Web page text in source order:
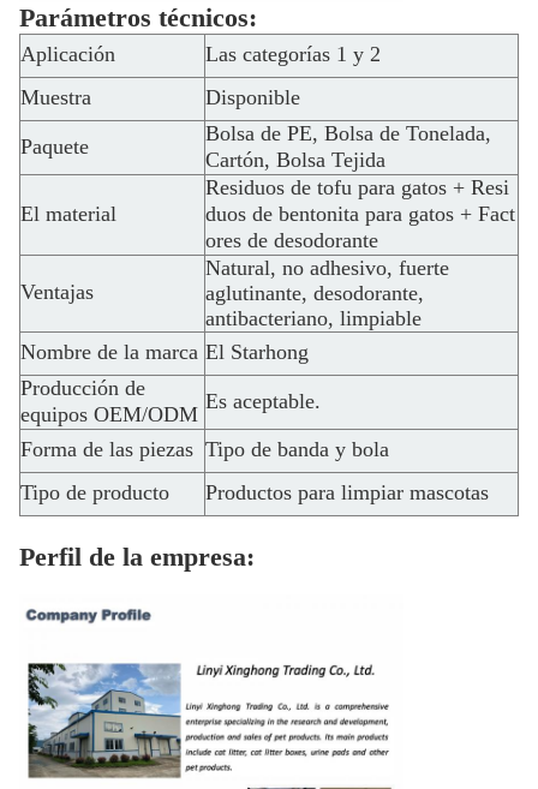
Parámetros técnicos:
Aplicación
Las categorías 1 y 2
Muestra
Disponible
Paquete
Bolsa de PE, Bolsa de Tonelada,
Cartón, Bolsa Tejida
El material
Residuos de tofu para gatos + Resi
duos de bentonita para gatos + Fact
ores de desodorante
Ventajas
Natural, no adhesivo, fuerte
aglutinante, desodorante,
antibacteriano, limpiable
Nombre de la marca El Starhong
Producción de
equipos OEM/ODM
Es aceptable.
Forma de las piezas Tipo de banda y bola
Tipo de producto
Productos para limpiar mascotas
Perfil de la empresa: